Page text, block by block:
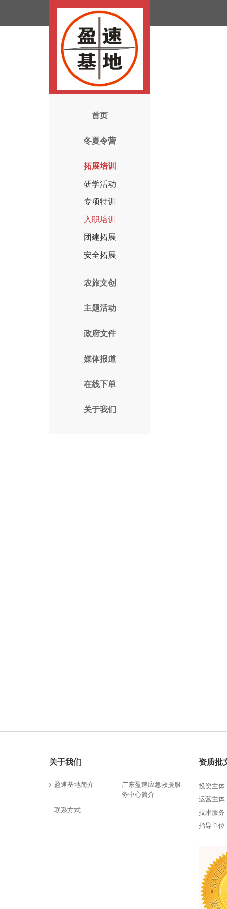
首页
冬夏令营
拓展培训
研学活动
专项特训
入职培训
团建拓展
安全拓展
农旅文创
主题活动
政府文件
媒体报道
在线下单
关于我们
关于我们
盈速基地简介
广东盈速应急救援服
务中心简介
联系方式
资质批
投资主体
运营主体
技术服务
指导单位